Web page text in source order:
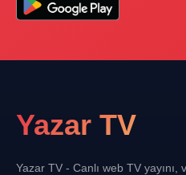
Yazar TV
Yazar TV - Canlı web TV yayını,